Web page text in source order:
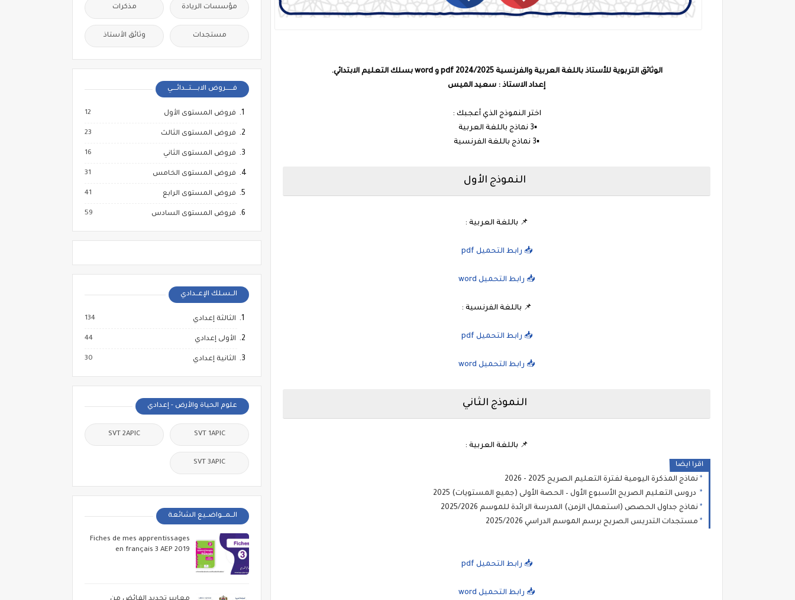
الوثائق التربوية للأستاذ باللغة العربية والفرنسية 2024/2025 pdf و word بسلك التعليم الابتدائي.
إعداد الاستاذ : سعيد الميس
اختر النموذج الذي أعجبك :
▪️3 نماذج باللغة العربية
▪️3 نماذج باللغة الفرنسية
النموذج الأول
📌 باللغة العربية :
📥 رابط التحميل pdf
📥 رابط التحميل word
📌 باللغة الفرنسية :
📥 رابط التحميل pdf
📥 رابط التحميل word
النموذج الثاني
📌 باللغة العربية :
اقرا ايضا
نماذج المذكرة اليومية لفترة التعليم الصريح 2025 - 2026
دروس التعليم الصريح الأسبوع الأول – الحصة الأولى (جميع المستويات) 2025
نماذج جداول الحصص (استعمال الزمن) المدرسة الرائدة للموسم 2025/2026
مستجدات التدريس الصريح برسم الموسم الدراسي 2025/2026
📥 رابط التحميل pdf
📥 رابط التحميل word
مؤسسات الريادة مذكرات
مستجدات وثائق الأستاذ
فــــــروض الابـــــتـــدائــــي
فروض المستوى الأول 12
فروض المستوى الثالث 23
فروض المستوى الثاني 16
فروض المستوى الخامس 31
فروض المستوى الرابع 41
فروض المستوى السادس 59
الــسـلك الإعــدادي
الثالثة إعدادي 134
الأولى إعدادي 44
الثانية إعدادي 30
علوم الحياة والأرض - إعدادي
SVT 1APIC
SVT 2APIC
SVT 3APIC
الــمـــواضــيع الشائعة
Fiches de mes apprentissages
en français 3 AEP 2019